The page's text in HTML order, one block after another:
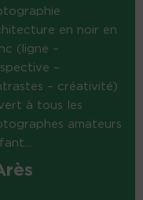
en noir en
(ligne –
–
– créativité)
à tous les
amateurs